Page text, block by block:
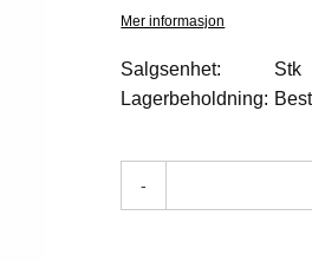
Mer informasjon
Salgsenhet:
Stk
Lagerbeholdning:
-